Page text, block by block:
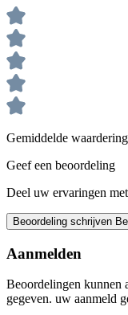
Gemiddelde
Geef een beoordeling
Deel uw ervaringen
Beoordeling schrijven
Aanmelden
Beoordelingen kunnen
gegeven. uw aanmeld